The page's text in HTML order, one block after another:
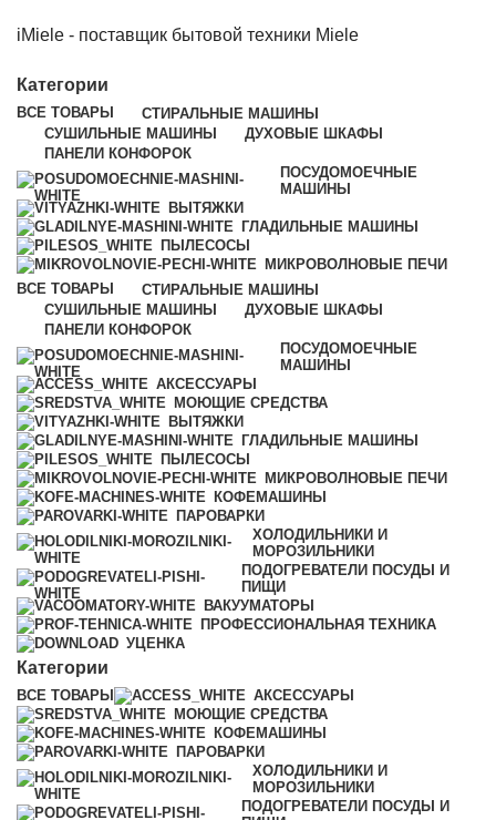
iMiele - поставщик бытовой техники Miele
Категории
ВСЕ ТОВАРЫ
СТИРАЛЬНЫЕ МАШИНЫ
СУШИЛЬНЫЕ МАШИНЫ
ДУХОВЫЕ ШКАФЫ
ПАНЕЛИ КОНФОРОК
ПОСУДОМОЕЧНЫЕ
МАШИНЫ
ВЫТЯЖКИ
ГЛАДИЛЬНЫЕ МАШИНЫ
ПЫЛЕСОСЫ
МИКРОВОЛНОВЫЕ ПЕЧИ
ВСЕ ТОВАРЫ
СТИРАЛЬНЫЕ МАШИНЫ
СУШИЛЬНЫЕ МАШИНЫ
ДУХОВЫЕ ШКАФЫ
ПАНЕЛИ КОНФОРОК
ПОСУДОМОЕЧНЫЕ
МАШИНЫ
АКСЕССУАРЫ
МОЮЩИЕ СРЕДСТВА
ВЫТЯЖКИ
ГЛАДИЛЬНЫЕ МАШИНЫ
ПЫЛЕСОСЫ
МИКРОВОЛНОВЫЕ ПЕЧИ
КОФЕМАШИНЫ
ПАРОВАРКИ
ХОЛОДИЛЬНИКИ И
МОРОЗИЛЬНИКИ
ПОДОГРЕВАТЕЛИ ПОСУДЫ И
ПИЩИ
ВАКУУМАТОРЫ
ПРОФЕССИОНАЛЬНАЯ ТЕХНИКА
УЦЕНКА
Категории
ВСЕ ТОВАРЫ
АКСЕССУАРЫ
МОЮЩИЕ СРЕДСТВА
КОФЕМАШИНЫ
ПАРОВАРКИ
ХОЛОДИЛЬНИКИ И
МОРОЗИЛЬНИКИ
ПОДОГРЕВАТЕЛИ ПОСУДЫ И